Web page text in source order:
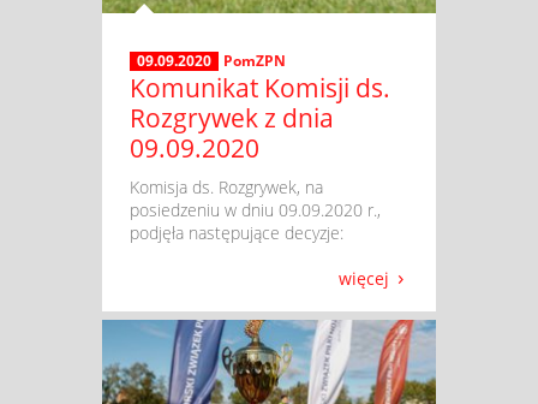
09.09.2020 PomZPN
Komunikat Komisji ds.
Rozgrywek z dnia
09.09.2020
​ Komisja ds. Rozgrywek, na
posiedzeniu w dniu 09.09.2020 r.,
podjęła następujące decyzje:
więcej